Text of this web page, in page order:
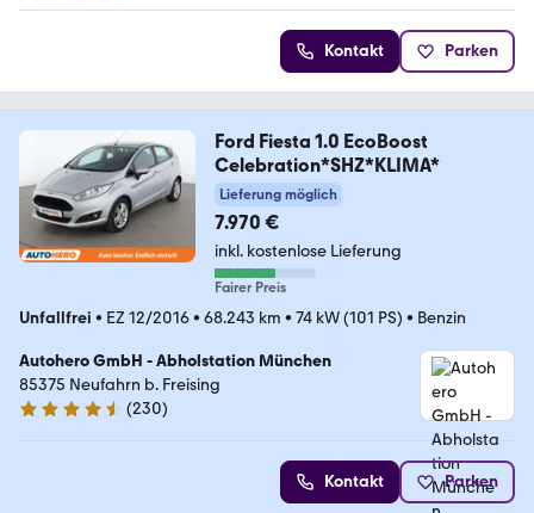
Kontakt Parken
Ford Fiesta 1.0 EcoBoost
Celebration*SHZ*KLIMA*
Lieferung möglich
7.970 €
inkl. kostenlose Lieferung
Fairer Preis
Unfallfrei • EZ 12/2016• 68.243 km • 74 kW (101 PS) • Benzin
Autohero GmbH - Abholstation München
85375 Neufahrn b. Freising
4.4 Sterne
(230)
Kontakt Parken